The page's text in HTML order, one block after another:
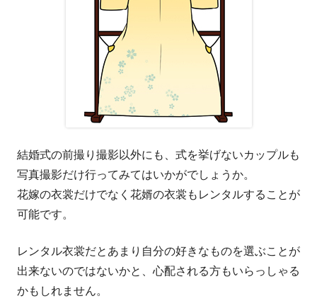
結婚式の前撮り撮影以外にも、式を挙げないカップルも
写真撮影だけ行ってみてはいかがでしょうか。
花嫁の衣裳だけでなく花婿の衣裳もレンタルすることが
可能です。
レンタル衣裳だとあまり自分の好きなものを選ぶことが
出来ないのではないかと、心配される方もいらっしゃる
かもしれません。